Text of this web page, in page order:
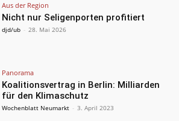
Aus der Region
Nicht nur Seligenporten profitiert
djd/ub - 28. Mai 2026
Panorama
Koalitionsvertrag in Berlin: Milliarden
für den Klimaschutz
Wochenblatt Neumarkt - 3. April 2023